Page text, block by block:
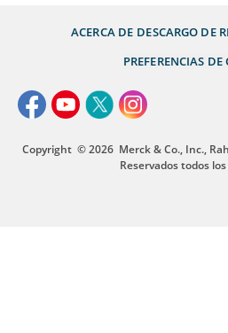
ACERCA DE DESCARGO DE
PREFERENCIAS DE
Copyright © 2026 Merck & Co., Inc.,
Reservados todos